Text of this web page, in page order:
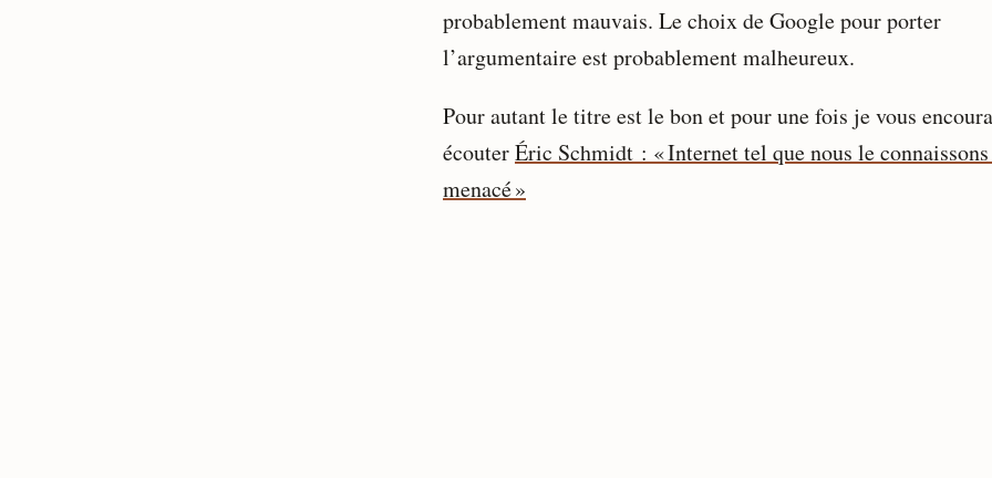
probablement mauvais. Le choix de Google pour porter
l’argumentaire est probablement malheureux.
Pour autant le titre est le bon et pour une fois je vous
écouterÉric Schmidt : « Internet tel que nous le
menacé »